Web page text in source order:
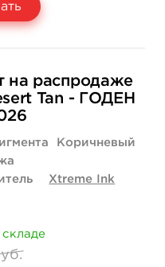
на распродаже
Tan - ГОДЕН
Коричневый
Xtreme Ink
складе